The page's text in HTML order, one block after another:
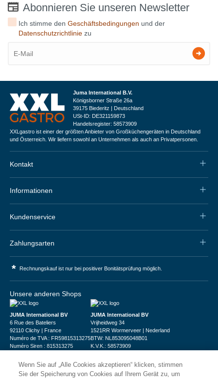
Abonnieren Sie unseren Newsletter
Ich stimme denGeschäftsbedingungen und der
Datenschutzrichtlinie zu
Juma International B.V.
Königsborner Straße 26a
39175 Biederitz | Deutschland
USt-ID: DE321159873
Handelsregister: 58573909
XXLgastro ist einer der größten Anbieter von Großküchengeräten in Deutschland
und Österreich. Wir liefern sowohl an Unternehmen als auch an Privatpersonen.
Kontakt
Informationen
Kundenservice
Zahlungsarten
* Rechnungskauf ist nur bei positiver Bonitätsprüfung möglich.
Unsere anderen Shops
JUMA International BV
6 Rue des Bateliers
92110 Clichy | France
Numéro de TVA : FR59815313275
Numéro Siren : 815313275
JUMA International BV
Vrijheidweg 34
1521RR Wormerveer | Nederland
BTW: NL853095048B01
K.V.K.: 58573909
Wenn Sie auf „Alle Cookies akzeptieren“ klicken, stimmen
Sie der Speicherung von Cookies auf Ihrem Gerät zu, um